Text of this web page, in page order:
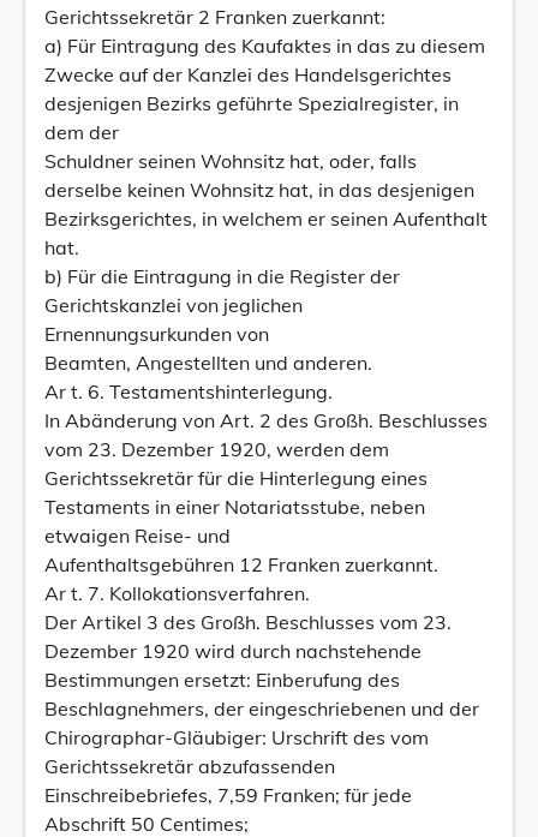
Gerichtssekretär 2 Franken zuerkannt:
a) Für Eintragung des Kaufaktes in das zu diesem
Zwecke auf der Kanzlei des Handelsgerichtes
desjenigen Bezirks geführte Spezialregister, in
dem der
Schuldner seinen Wohnsitz hat, oder, falls
derselbe keinen Wohnsitz hat, in das desjenigen
Bezirksgerichtes, in welchem er seinen Aufenthalt
hat.
b) Für die Eintragung in die Register der
Gerichtskanzlei von jeglichen
Ernennungsurkunden von
Beamten, Angestellten und anderen.
Ar t. 6. Testamentshinterlegung.
In Abänderung von Art. 2 des Großh. Beschlusses
vom 23. Dezember 1920, werden dem
Gerichtssekretär für die Hinterlegung eines
Testaments in einer Notariatsstube, neben
etwaigen Reise- und
Aufenthaltsgebühren 12 Franken zuerkannt.
Ar t. 7. Kollokationsverfahren.
Der Artikel 3 des Großh. Beschlusses vom 23.
Dezember 1920 wird durch nachstehende
Bestimmungen ersetzt: Einberufung des
Beschlagnehmers, der eingeschriebenen und der
Chirographar-Gläubiger: Urschrift des vom
Gerichtssekretär abzufassenden
Einschreibebriefes, 7,59 Franken; für jede
Abschrift 50 Centimes;